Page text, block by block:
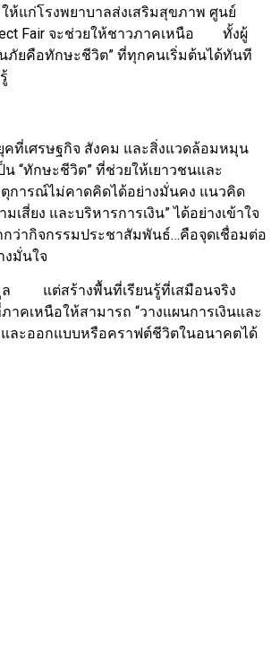
แก่โรงพยาบาลส่งเสริมสุขภาพ ศูนย์
Fair จะช่วยให้ชาวภาคเหนือ ทั้งผู้
ภัยคือทักษะชีวิต” ที่ทุกคนเริ่มต้นได้ทันที
คที่เศรษฐกิจ สังคม และสิ่งแวดล้อมหมุน
“ทักษะชีวิต” ที่ช่วยให้เยาวชนและ
ตุการณ์ไม่คาดคิดได้อย่างมั่นคง แนวคิด
สี่ยง และบริหารการเงิน” ได้อย่างเข้าใจ
กว่ากิจกรรมประชาสัมพันธ์…คือจุดเชื่อมต่อ
งมั่นใจ
ล แต่สร้างพื้นที่เรียนรู้ที่เสมือนจริง
คเหนือให้สามารถ “วางแผนการเงินและ
และออกแบบหรือคราฟต์ชีวิตในอนาคตได้